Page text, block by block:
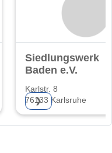
Siedlungswerk
Baden e.V.
Karlstr. 8
76133 Karlsruhe
❯